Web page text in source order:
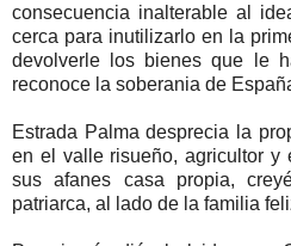
consecuencia inalterable al
cerca para inutilizarlo en la
devolverle los bienes que le
reconoce la soberania de
Estrada Palma desprecia la
en el valle risueño, agricultor y
sus afanes casa propia,
patriarca, al lado de la familia